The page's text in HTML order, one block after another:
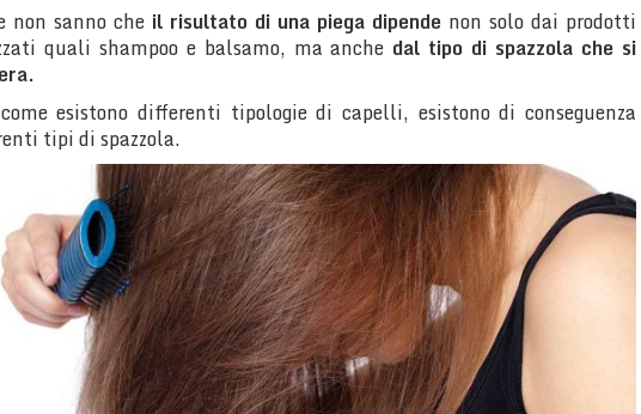
non sanno che il risultato di una piega dipende non solo dai prodotti
quali shampoo e balsamo, ma anche dal tipo di spazzola che si
esistono differenti tipologie di capelli, esistono di conseguenza
tipi di spazzola.